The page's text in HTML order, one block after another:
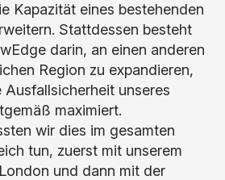
Kapazität eines bestehenden
Stattdessen besteht
darin, an einen anderen
Region zu expandieren,
unseres
maximiert.
wir dies im gesamten
tun, zuerst mit unserem
und dann mit der